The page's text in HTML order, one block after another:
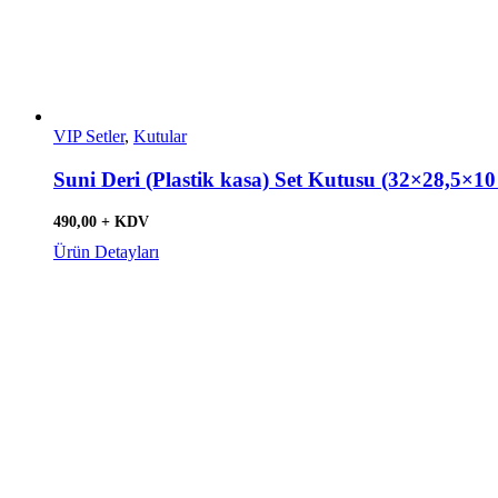
VIP Setler, Kutular
Suni Deri (Plastik kasa) Set Kutusu
490,00 + KDV
Ürün Detayları